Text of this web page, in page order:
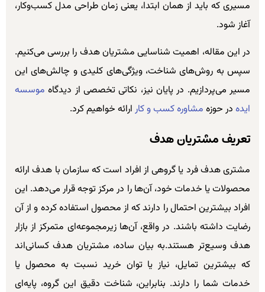
مسیری که باید از همان ابتدا، یعنی زمان طراحی مدل کسب‌وکار،
آغاز شود.
در این مقاله، اهمیت شناسایی مشتریان هدف را بررسی می‌کنیم.
سپس به روش‌های شناخت، ویژگی‌های کلیدی و چالش‌های این
مسیر می‌پردازیم. در پایان نیز، نکاتی تخصصی از دیدگاه موسسه
ایده در حوزه مشاوره کسب و کار ارائه خواهیم کرد.
تعریف مشتریان هدف
مشتری هدف فرد یا گروهی از افراد است که سازمان با هدف ارائه
محصولات یا خدمات خود، آن‌ها را در مرکز توجه قرار می‌دهد. این
افراد بیشترین احتمال را دارند که از محصول استفاده کرده و از آن
رضایت داشته باشند. در واقع، آن‌ها زیرمجموعه‌ای متمرکز از بازار
هدف وسیع‌تر هستند.به بیان ساده، مشتریان هدف کسانی‌اند
که بیشترین تمایل، نیاز یا توان خرید نسبت به محصول یا
خدمات شما را دارند. بنابراین، شناخت دقیق این گروه، پایه‌ای